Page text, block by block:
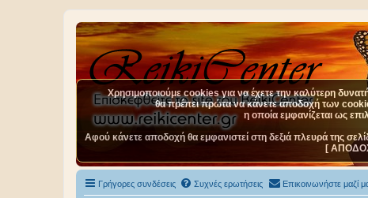
Γρήγορες συνδέσεις Συχνές ερωτήσεις Επικοινωνήστε μαζί
Χρησιμοποιούμε cookies για να έχετε την καλύτερη
θα πρέπει πρώτα να κάνετε αποδοχή των
η οποία εμφανίζεται ως
Αφού κάνετε αποδοχή θα εμφανιστεί στη δεξιά πλευρά της
[